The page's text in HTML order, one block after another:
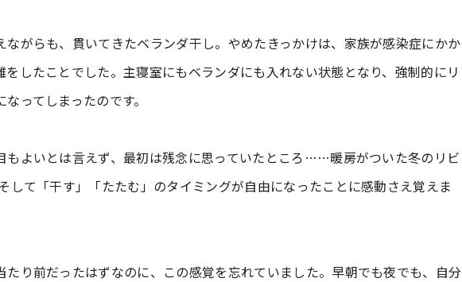
ながらも、貫いてきたベランダ干し。やめたきっかけは、家族が感染症にかか
をしたことでした。主寝室にもベランダにも入れない状態となり、強制的にリ
ってしまったのです。
もよいとは言えず、最初は残念に思っていたところ……暖房がついた冬のリビ
して「干す」「たたむ」のタイミングが自由になったことに感動さえ覚えま
たり前だったはずなのに、この感覚を忘れていました。早朝でも夜でも、自分